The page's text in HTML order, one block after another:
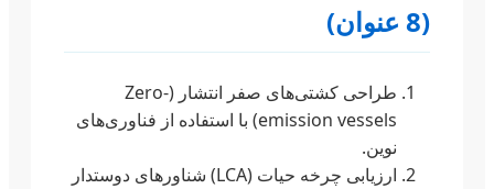
(8 عنوان)
طراحی کشتی‌های صفر انتشار (Zero-
emission vessels) با استفاده از فناوری‌های
نوین.
ارزیابی چرخه حیات (LCA) شناورهای دوستدار